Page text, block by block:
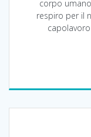
corpo
respiro per il